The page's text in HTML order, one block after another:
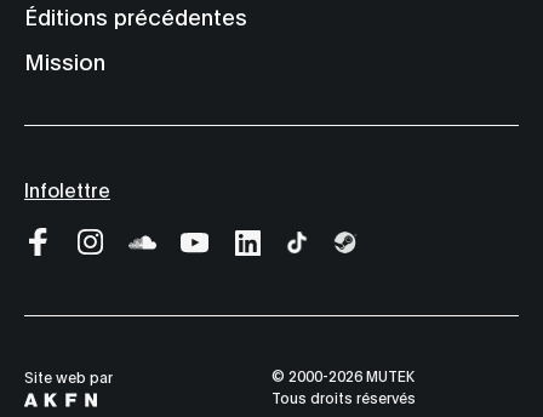
Éditions précédentes
Mission
Infolettre
Site web par
© 2000-2026 MUTEK
Tous droits réservés